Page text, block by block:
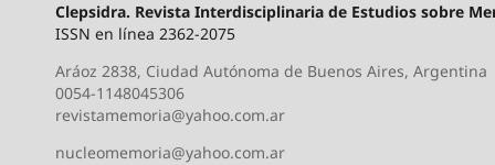
Clepsidra. Revista Interdisciplinaria de Estudios sobre
ISSN en línea 2362-2075
Aráoz 2838, Ciudad Autónoma de Buenos Aires, Argentina
0054-1148045306
revistamemoria@yahoo.com.ar
nucleomemoria@yahoo.com.ar